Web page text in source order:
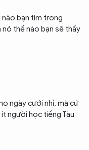
bạn tìm trong
nó thế nào bạn sẽ thấy
ngày cưới nhỉ, mà cứ
ít người học tiếng Tàu